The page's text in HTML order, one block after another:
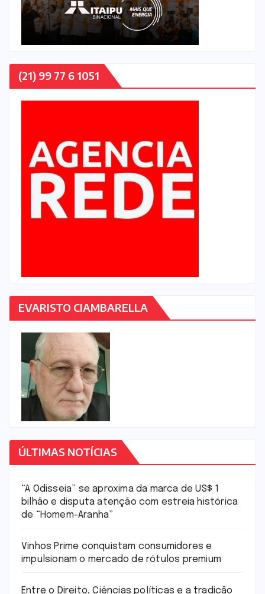
(21) 99 77 6 1051
EVARISTO CIAMBARELLA
ÚLTIMAS NOTÍCIAS
“A Odisseia” se aproxima da marca de US$ 1
bilhão e disputa atenção com estreia histórica
de “Homem-Aranha”
Vinhos Prime conquistam consumidores e
impulsionam o mercado de rótulos premium
Entre o Direito, Ciências políticas e a tradição